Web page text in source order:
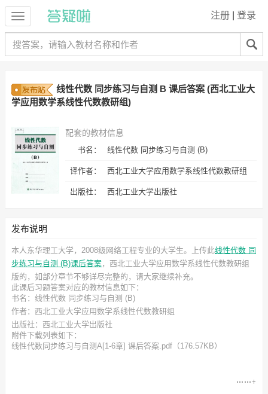
注册 登录
线性代数 同步练习与自测 B 课后答案 (西北工业大
学应用数学系线性代数教研组)
配套的教材信息
书名： 线性代数 同步练习与自测 (B)
译作者： 西北工业大学应用数学系线性代数教研组
出版社： 西北工业大学出版社
发布说明
本人东华理工大学，2008级网络工程专业的大学生。上传此线性代数 同
步练习与自测 (B)课后答案，西北工业大学应用数学系线性代数教研组
版的，如部分章节不够详尽完整的，请大家继续补充。
此课后习题答案对应的教材信息如下：
书名：线性代数 同步练习与自测 (B)
作者：西北工业大学应用数学系线性代数教研组
出版社：西北工业大学出版社
附件下载列表如下：
线性代数同步练习与自测A[1-6章] 课后答案.pdf （176.57KB）